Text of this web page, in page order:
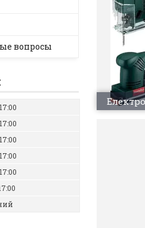
вопросы
17:00
17:00
17:00
17:00
17:00